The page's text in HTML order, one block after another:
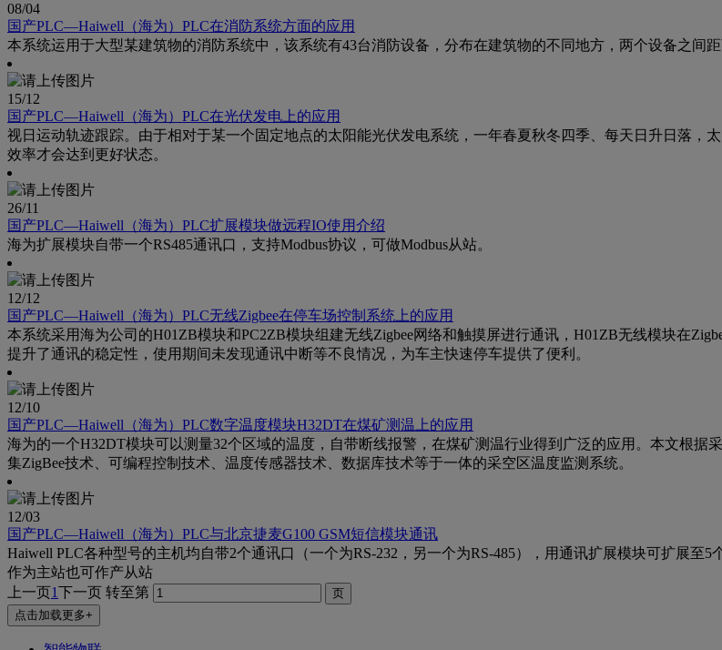
08/04
国产PLC—Haiwell（海为）PLC在消防系统方面的应用
本系统运用于大型某建筑物的消防系统中，该系统有43台消防设备，分布在建筑物的不同地方，两个设备之间
15/12
国产PLC—Haiwell（海为）PLC在光伏发电上的应用
视日运动轨迹跟踪。由于相对于某一个固定地点的太阳能光伏发电系统，一年春夏秋冬四季、每天日升日落，
效率才会达到更好状态。
26/11
国产PLC—Haiwell（海为）PLC扩展模块做远程IO使用介绍
海为扩展模块自带一个RS485通讯口，支持Modbus协议，可做Modbus从站。
12/12
国产PLC—Haiwell（海为）PLC无线Zigbee在停车场控制系统上的应用
本系统采用海为公司的H01ZB模块和PC2ZB模块组建无线Zigbee网络和触摸屏进行通讯，H01ZB无线模块在
提升了通讯的稳定性，使用期间未发现通讯中断等不良情况，为车主快速停车提供了便利。
12/10
国产PLC—Haiwell（海为）PLC数字温度模块H32DT在煤矿测温上的应用
海为的一个H32DT模块可以测量32个区域的温度，自带断线报警，在煤矿测温行业得到广泛的应用。本文根
集ZigBee技术、可编程控制技术、温度传感器技术、数据库技术等于一体的采空区温度监测系统。
12/03
国产PLC—Haiwell（海为）PLC与北京捷麦G100 GSM短信模块通讯
Haiwell PLC各种型号的主机均自带2个通讯口（一个为RS-232，另一个为RS-485），用通讯扩展模块可扩展
作为主站也可作产从站
上一页1下一页 转至第
点击加载更多+